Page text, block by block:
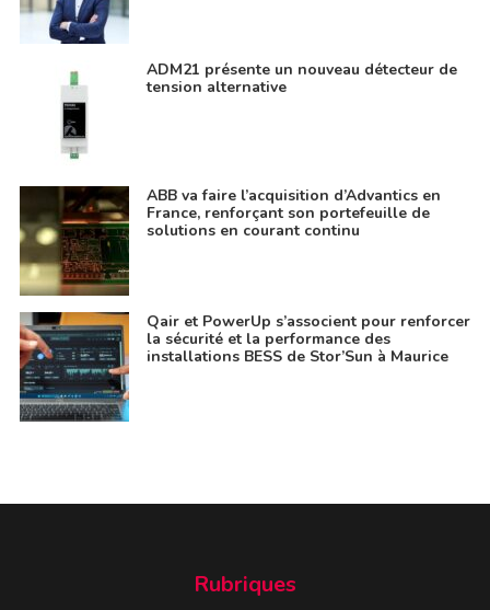
ADM21 présente un nouveau détecteur de
tension alternative
ABB va faire l’acquisition d’Advantics en
France, renforçant son portefeuille de
solutions en courant continu
Qair et PowerUp s’associent pour renforcer
la sécurité et la performance des
installations BESS de Stor’Sun à Maurice
Rubriques